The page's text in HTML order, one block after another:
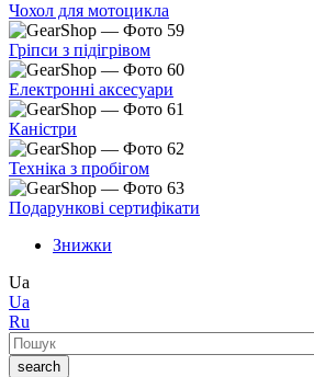
Чохол для мотоцикла
Гріпси з підігрівом
Електронні аксесуари
Каністри
Техніка з пробігом
Подарункові сертифікати
Знижки
Ua
Ua
Ru
Пошук
search